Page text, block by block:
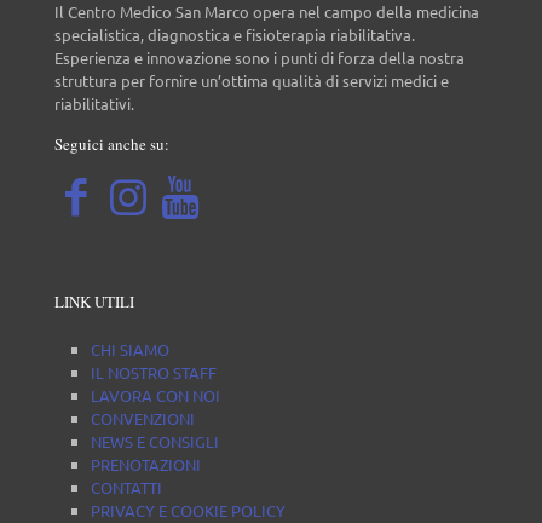
Il Centro Medico San Marco opera nel campo della medicina
specialistica, diagnostica e fisioterapia riabilitativa.
Esperienza e innovazione sono i punti di forza della nostra
struttura per fornire un’ottima qualità di servizi medici e
riabilitativi.
Seguici anche su:
LINK UTILI
CHI SIAMO
IL NOSTRO STAFF
LAVORA CON NOI
CONVENZIONI
NEWS E CONSIGLI
PRENOTAZIONI
CONTATTI
PRIVACY E COOKIE POLICY